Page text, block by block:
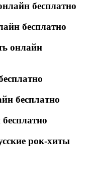
бесплатно
бесплатно
онлайн
бесплатно
рок-хиты